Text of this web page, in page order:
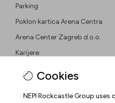
Cookies
NEPI Rockcastle Group
Parking
Poklon kartica Arena Centra
Arena Center Zagreb d.o.o.
Karijere